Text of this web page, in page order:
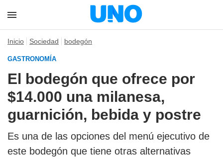
Inicio Sociedad bodegón
GASTRONOMÍA
El bodegón que ofrece por
$14.000 una milanesa,
guarnición, bebida y postre
Es una de las opciones del menú ejecutivo de
este bodegón que tiene otras alternativas